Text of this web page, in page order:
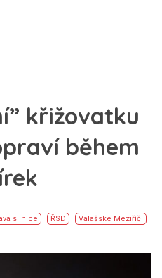
křižovatku
během
silnice ŘSD
Valašské Meziříčí